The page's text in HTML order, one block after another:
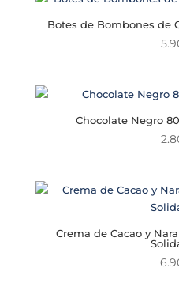
Botes de Bombones de
Chocolate Negro
Crema de Cacao y